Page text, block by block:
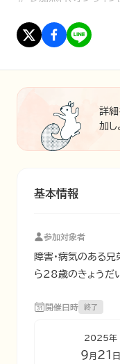
詳細
加し
基本情報
参加対象者
障害・病気のある
ら28歳のきょうだ
開催日時 終了
2025年
9 月 21 日